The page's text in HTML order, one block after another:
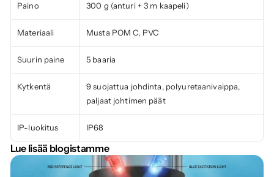
Paino 300 g (anturi + 3 m kaapeli)
Materiaali Musta POM C, PVC
Suurin paine 5 baaria
Kytkentä
9 suojattua johdinta, polyuretaanivaippa,
paljaat johtimen päät
IP-luokitus IP68
Lue lisää blogistamme